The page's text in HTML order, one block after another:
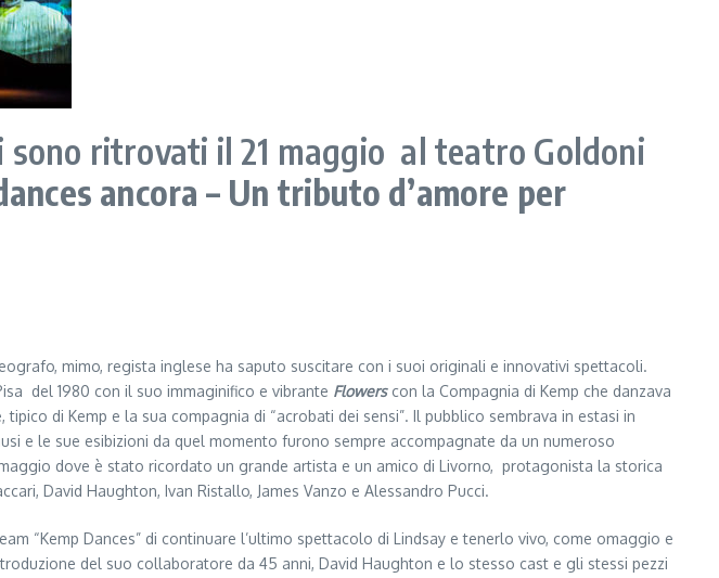
ritrovati il 21 maggio al teatro Goldoni
ancora – Un tributo d’amore per
mimo, regista inglese ha saputo suscitare con i suoi originali e innovativi spettacoli.
del 1980 con il suo immaginifico e vibrante Flowerscon la Compagnia di Kemp che danzava
di Kemp e la sua compagnia di “acrobati dei sensi”. Il pubblico sembrava in estasi in
e le sue esibizioni da quel momento furono sempre accompagnate da un numeroso
dove è stato ricordato un grande artista e un amico di Livorno, protagonista la storica
David Haughton, Ivan Ristallo, James Vanzo e Alessandro Pucci.
“Kemp Dances” di continuare l’ultimo spettacolo di Lindsay e tenerlo vivo, come omaggio e
del suo collaboratore da 45 anni, David Haughton e lo stesso cast e gli stessi pezzi